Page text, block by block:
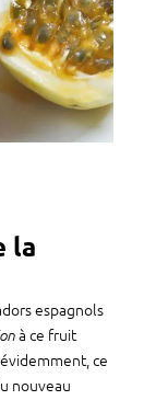
la
espagnols
à ce fruit
ce
nouveau